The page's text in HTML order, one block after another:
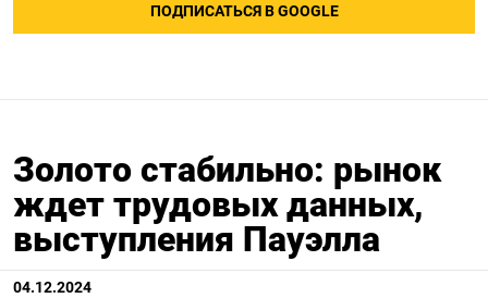
ПОДПИСАТЬСЯ В GOOGLE
Золото стабильно: рынок
ждет трудовых данных,
выступления Пауэлла
04.12.2024